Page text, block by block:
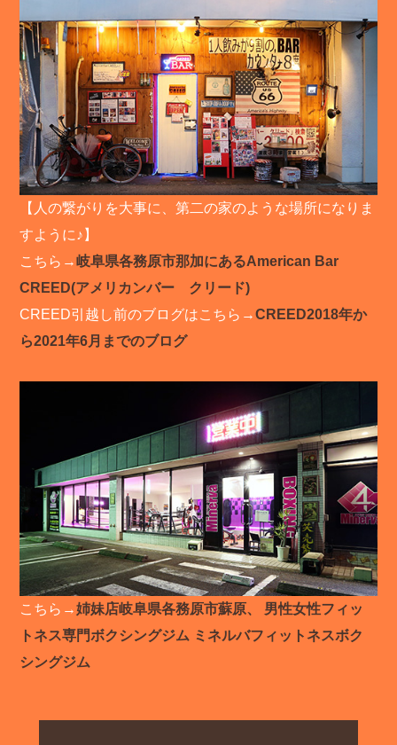
【人の繋がりを大事に、第二の家のような場所になりま
すように♪】
こちら→岐阜県各務原市那加にあるAmerican Bar
CREED(アメリカンバー クリード)
CREED引越し前のブログはこちら→CREED2018年か
ら2021年6月までのブログ
こちら→姉妹店岐阜県各務原市蘇原、 男性女性フィッ
トネス専門ボクシングジム ミネルバフィットネスボク
シングジム